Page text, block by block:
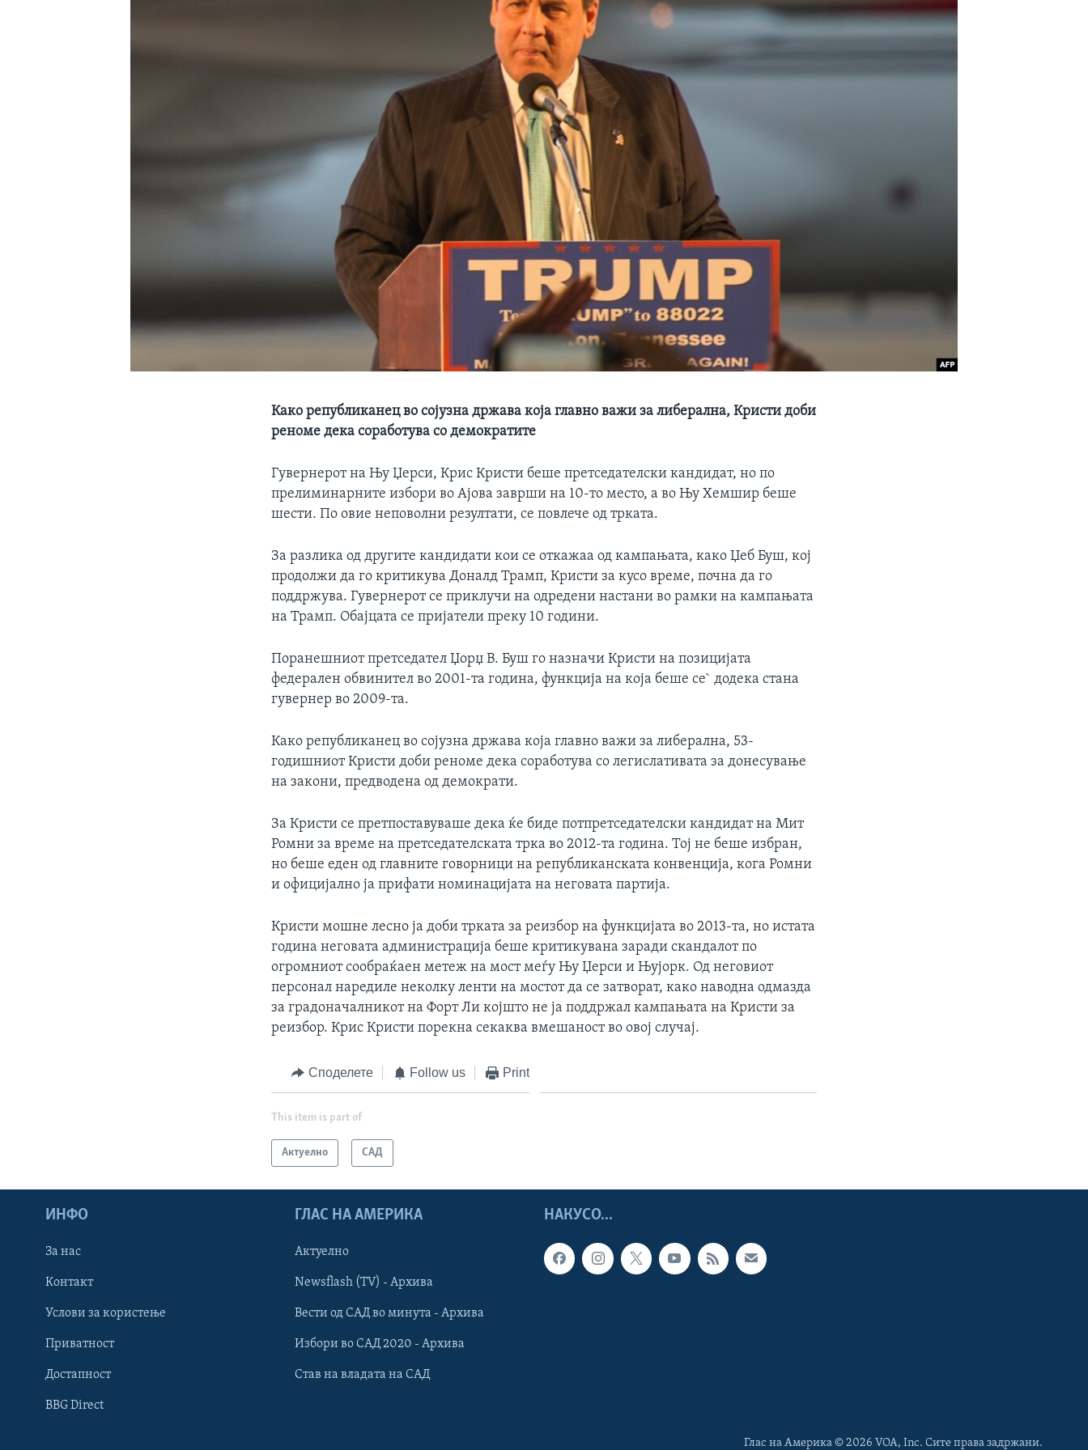
Learning English
НАКУСО...
Како републиканец во сојузна држава која главно важи за либерална, Кристи доби
реноме дека соработува со демократите
Гувернерот на Њу Џерси, Крис Кристи беше претседателски кандидат, но по
прелиминарните избори во Ајова заврши на 10-то место, а во Њу Хемшир беше
шести. По овие неповолни резултати, се повлече од трката.
За разлика од другите кандидати кои се откажаа од кампањата, како Џеб Буш, кој
продолжи да го критикува Доналд Трамп, Кристи за кусо време, почна да го
поддржува. Гувернерот се приклучи на одредени настани во рамки на кампањата
на Трамп. Обајцата се пријатели преку 10 години.
Поранешниот претседател Џорџ В. Буш го назначи Кристи на позицијата
федерален обвинител во 2001-та година, функција на која беше се` додека стана
гувернер во 2009-та.
Како републиканец во сојузна држава која главно важи за либерална, 53-
годишниот Кристи доби реноме дека соработува со легислативата за донесување
на закони, предводена од демократи.
За Кристи се претпоставуваше дека ќе биде потпретседателски кандидат на Мит
Ромни за време на претседателската трка во 2012-та година. Тој не беше избран,
но беше еден од главните говорници на републиканската конвенција, кога Ромни
и официјално ја прифати номинацијата на неговата партија.
Кристи мошне лесно ја доби трката за реизбор на функцијата во 2013-та, но истата
година неговата администрација беше критикувана заради скандалот по
огромниот сообраќаен метеж на мост меѓу Њу Џерси и Њујорк. Од неговиот
персонал наредиле неколку ленти на мостот да се затворат, како наводна одмазда
за градоначалникот на Форт Ли којшто не ја поддржал кампањата на Кристи за
реизбор. Крис Кристи порекна секаква вмешаност во овој случај.
Споделете Follow us Print
This item is part of
Актуелно САД
НАКУСО...
ИНФО
За нас
Контакт
Услови за користење
Приватност
Достапност
BBG Direct
ГЛАС НА АМЕРИКА
Актуелно
Newsflash (TV) - Архива
Вести од САД во минута - Архива
Избори во САД 2020 - Архива
Став на владата на САД
Глас на Америка © 2026 VOA, Inc. Сите права задржани.